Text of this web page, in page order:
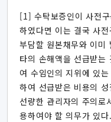
[1] 수탁보증인이 사전
하였다면 이는 결국 사
부담할 원본채무와 이미
타의 손해액을 선급받는
여 수임인의 지위에 있
하여 선급받은 비용의
선량한 관리자의 주의로
용하여야 할 의무가 있다.